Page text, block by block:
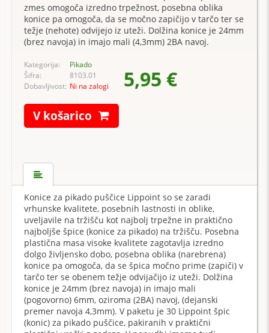
zmes omogoča izredno trpežnost, posebna oblika
konice pa omogoča, da se močno zapičijo v tarčo ter se
težje (nehote) odvijejo iz uteži. Dolžina konice je 24mm
(brez navoja) in imajo mali (4,3mm) 2BA navoj.
Kategorija:
Pikado
Šifra:
8103.01
Dobavljivost: Ni na zalogi 5,95 €
V košarico
Konice za pikado puščice Lippoint so se zaradi
vrhunske kvalitete, posebnih lastnosti in oblike,
uveljavile na tržišču kot najbolj trpežne in praktično
najboljše špice (konice za pikado) na tržišču. Posebna
plastična masa visoke kvalitete zagotavlja izredno
dolgo življensko dobo, posebna oblika (narebrena)
konice pa omogoča, da se špica močno prime (zapiči) v
tarčo ter se obenem težje odvijačijo iz uteži. Dolžina
konice je 24mm (brez navoja) in imajo mali
(pogovorno) 6mm, oziroma (2BA) navoj, (dejanski
premer navoja 4,3mm). V paketu je 30 Lippoint špic
(konic) za pikado puščice, pakiranih v praktični